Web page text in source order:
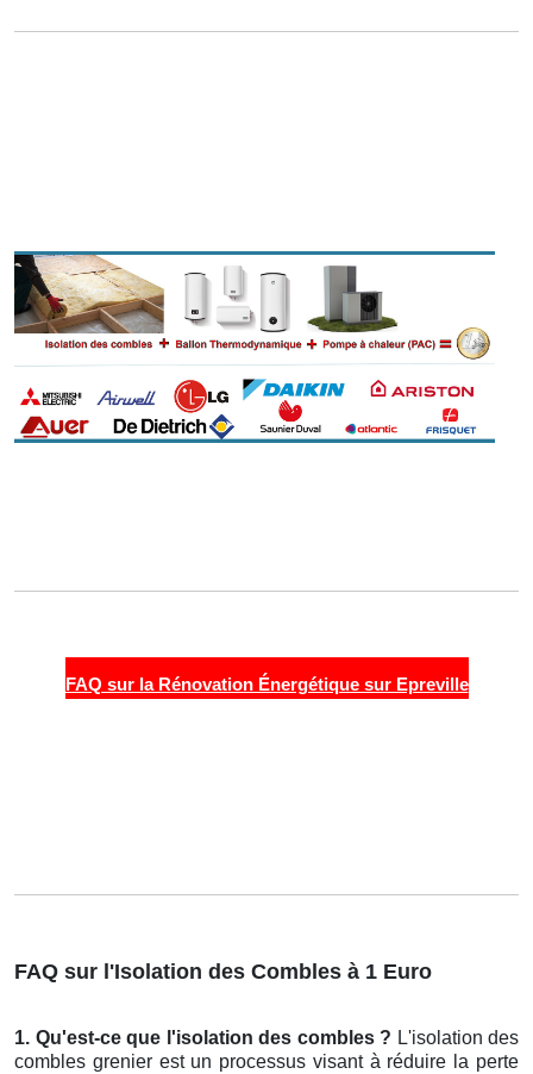
FAQ sur la Rénovation Énergétique sur Epreville
FAQ sur l'Isolation des Combles à 1 Euro
1. Qu'est-ce que l'isolation des combles ? L'isolation des
combles grenier est un processus visant à réduire la perte